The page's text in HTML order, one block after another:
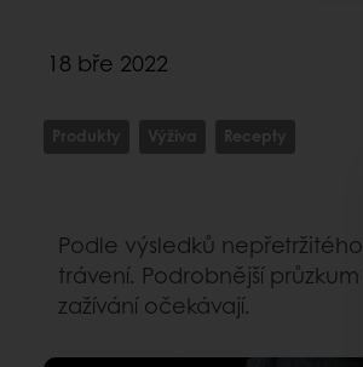
18 bře 2022
Produkty Výživa Recepty
Podle výsledků
trávení. Podrobnější
zažívání očekávají.